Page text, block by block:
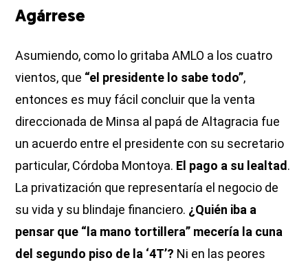
Agárrese
Asumiendo, como lo gritaba AMLO a los cuatro
vientos, que “el presidente lo sabe todo”,
entonces es muy fácil concluir que la venta
direccionada de Minsa al papá de Altagracia fue
un acuerdo entre el presidente con su secretario
particular, Córdoba Montoya. El pago a su lealtad .
La privatización que representaría el negocio de
su vida y su blindaje financiero. ¿Quién iba a
pensar que “la mano tortillera” mecería la cuna
del segundo piso de la ‘4T’? Ni en las peores